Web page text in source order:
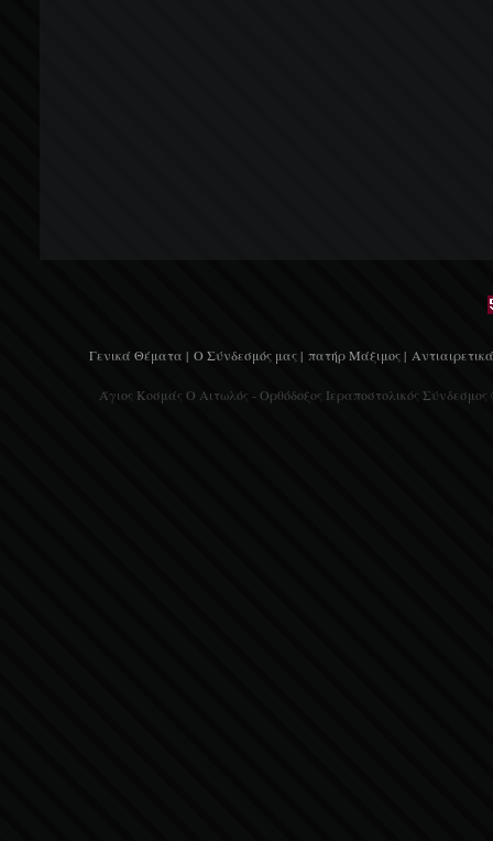
Γενικά Θέματα | Ο Σύνδεσμός μας | πατήρ Μάξιμος |
Άγιος Κοσμάς Ο Αιτωλός - Ορθόδοξος Ιεραποστολικός